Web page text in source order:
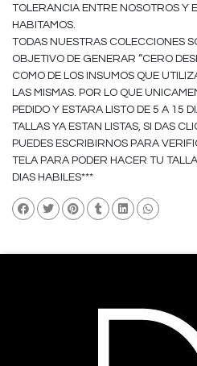
TOLERANCIA ENTRE NOSOTROS Y
HABITAMOS.
TODAS NUESTRAS COLECCIONES
OBJETIVO DE GENERAR “CERO
COMO DE LOS INSUMOS QUE
LAS MISMAS. POR LO QUE
PEDIDO Y ESTARA LISTO DE 5 A 15
TALLAS YA ESTAN LISTAS, SI DAS
PUEDES ESCRIBIRNOS PARA
TELA PARA PODER HACER TU
DIAS HABILES***